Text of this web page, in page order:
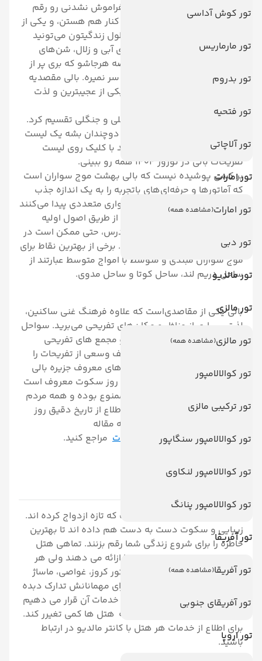
تور کوش آداسی
تور مارماریس
تور بدروم
تور فتحیه
تور آلاچاتی
تور امارات
تور امارات(مشاهده همه)
تور دبی
تور مالدیو
تور مالزی
تور مالزی(مشاهده همه)
تور کوالالامپور
تور ترکیبی مالزی
تور کوالالامپور سنگاپور
تور کوالالامپور لنکاوی
تور کوالالامپور پنانگ
تور آفریقا
تور آفریقا(مشاهده همه)
تور آفریقای جنوبی
تور اروپا
اولین جایی که واست یه تجربه فراموش نشدنی رو رقم
می‌زنه بالی هست. جنگل و دریا کنار هم هستن، و یکی از
قشنگ‌ترین منظره‌ها رو که تو طول زندگیتون می‌تونید
ببینید رو به وجود آوردن. آب‌های آبی و زلال، شن‌های
سفید. جنگل‌های حاره ای و خلاصه هرجاشو که بری پر از
تفریح و سرگرمیه واصلا حوصلت سر نمیره. بالی مقصدیه
که هرکی رفته از اون به عنوان یکی از عجیبترین و لذت
بخش‌ترین سفرهاش یاد کرده.
بالی رو میشه به دو منطقه ساحلی و جنگلی تقسیم کرد.
برای اینکه لذت سفرتون تو بالی دوچندان بشه یک لیست
برای شما تهیه کردیم که میتونید با کلیک روی لیست
تفریحات بالی در نوروز 1404 همه رو ببینی.
بر کسی پوشیده نیست که بالی بهشت موج سواران است
که آماتورها و حرفه‌ای‌های باتجربه را به یک اندازه جذب
می‌کند. مبتدیان مدارس موج سواری متعددی پیدا می‌کنند
که در آن مربیان دوستانه شما را از طریق اصول اولیه
راهنمایی می کنند. در طی چند درس، حتی ممکن است در
پیچ و خم‌ها تسلط داشته باشید. برخی از بهترین نقاط برای
موج سواران مبتدی و متوسط با امواج متوسط عبارتند از
ساحل دریم لند، ساحل کوتا و ساحل مدوی.
بالی یکی از مقاصدی‌است که علاوه فرهنگ غنی ساکنین،
لذت بسیاری از مناظر و مکان‌های تفریحی می‌برید. سواحل
بسیار زیبا و تمیز در کنار معابد و مجمع های تفریحی
جنگلی باعث می شود تا شما طیف وسعی از تفریحات را
یکجا تجربه کنید. یکی از مراسم های معروف جزیره بالی
روز نیپی است. در این روز که به روز سکوت معروف است
استفاده از وسایل الکترونیکی ممنوع بوده و همه مردم
به انجام مراقبه میپردازند. برای اطلاع از تاریخ دقیق روز
روز نیپی Nyepi Day یا روز سکوت
مراجع کنید.
مالدیو بهشتی برای کسانی است که تازه ازدواج کرده اند.
زیبایی و سکوت دست به دست هم داده اند تا بهترین
خاطره را برای شروع زندگی شما رقم بزنند. تماهی هتل
های مالدیو خدمات ماه عسل را ازائه می دهند ولی هر
هتل برنامه های خاصی از جمله تور کروز، غواصی، ماساژ
رایگان، صبحانه رمانتیک و... را برای مهمانانش تدارک دبده
است. در زیر لیستی از هتل ها و خدمات آن قرار می دهیم
که ممکن است با توجه به برنامه هتل ها کمی تغیرر کند.
برای اطلاع از خدمات هر هتل با کانتر مالدیو در ارتباط
باشید.